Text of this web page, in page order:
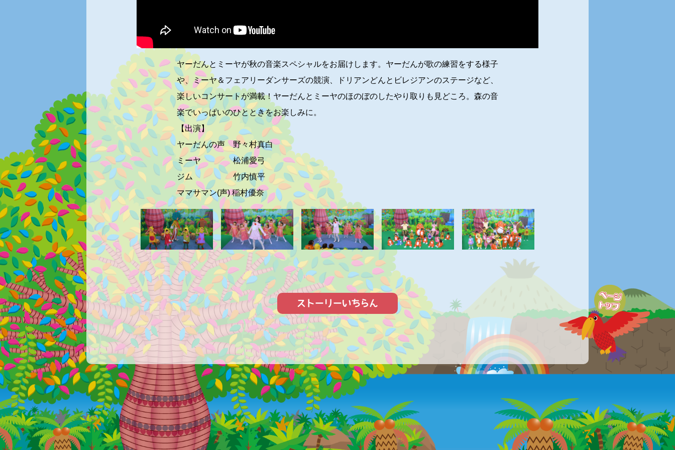
ヤーだんとミーヤが秋の音楽スペシャルをお届けします。ヤーだんが歌の練習をする様子
や、ミーヤ＆フェアリーダンサーズの競演、ドリアンどんとビレジアンのステージなど、
楽しいコンサートが満載！ヤーだんとミーヤのほのぼのしたやり取りも見どころ。森の音
楽でいっぱいのひとときをお楽しみに。
【出演】
ヤーだんの声 野々村真白
ミーヤ 松浦愛弓
ジム 竹内慎平
ママサマン(声) 稲村優奈
ストーリーいちらん